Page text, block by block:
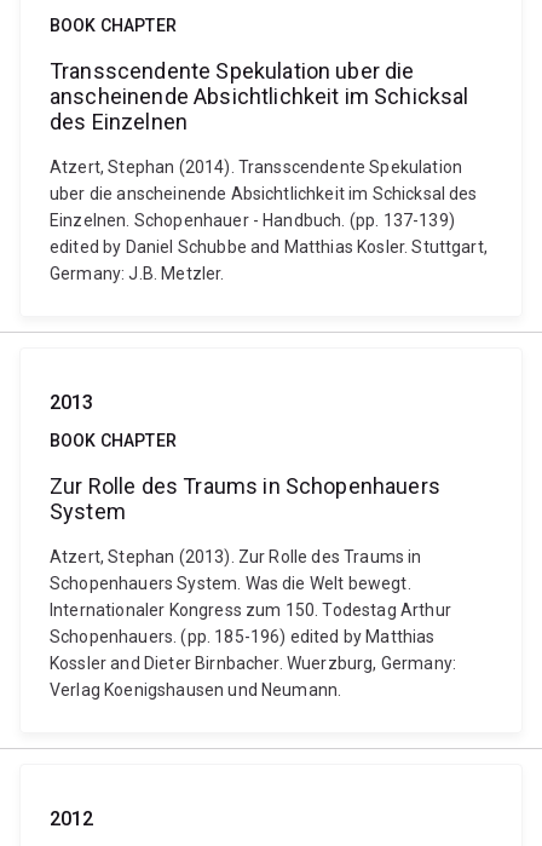
BOOK CHAPTER
Transscendente Spekulation uber die
anscheinende Absichtlichkeit im Schicksal
des Einzelnen
Atzert, Stephan (2014). Transscendente Spekulation
uber die anscheinende Absichtlichkeit im Schicksal des
Einzelnen. Schopenhauer - Handbuch. (pp. 137-139)
edited by Daniel Schubbe and Matthias Kosler. Stuttgart,
Germany: J.B. Metzler.
2013
BOOK CHAPTER
Zur Rolle des Traums in Schopenhauers
System
Atzert, Stephan (2013). Zur Rolle des Traums in
Schopenhauers System. Was die Welt bewegt.
Internationaler Kongress zum 150. Todestag Arthur
Schopenhauers. (pp. 185-196) edited by Matthias
Kossler and Dieter Birnbacher. Wuerzburg, Germany:
Verlag Koenigshausen und Neumann.
2012